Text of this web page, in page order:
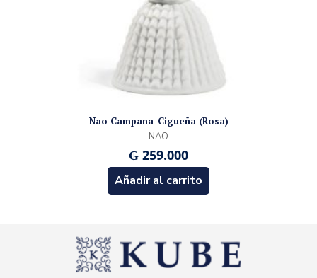
Nao Campana-Cigueña (Rosa)
NAO
₲ 259.000
Añadir al carrito